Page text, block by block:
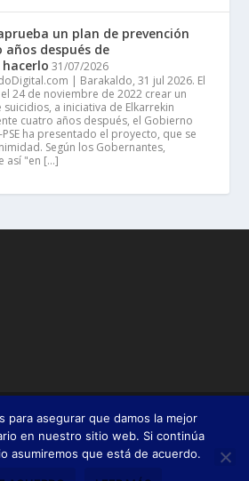
un plan de prevención
después de
31/07/2026
| Barakaldo, 31 jul 2026. El
24 de noviembre de 2022 crear un
a iniciativa de Elkarrekin
cuatro años después, el Gobierno
ha presentado el proyecto, que se
Según los Gobernantes,
así "en […]
Fernández Chento & Mitxel
|Zona privada
de sus autores y no está relacionada con
para asegurar que damos la mejor
en nuestro sitio web. Si continúa
asumiremos que está de acuerdo.